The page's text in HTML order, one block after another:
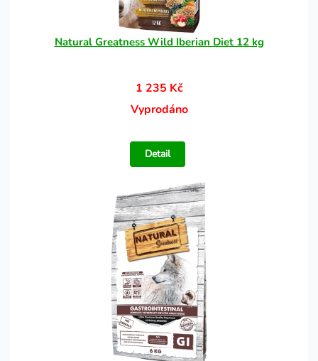
Natural Greatness Wild Iberian Diet 12 kg
1 235 Kč
Vyprodáno
Detail